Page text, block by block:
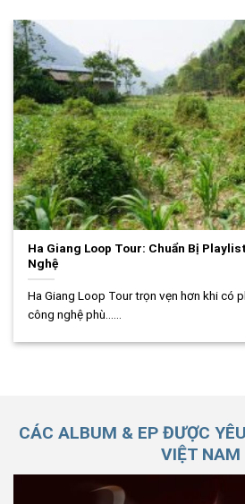
Ha Giang Loop Tour: Chuẩn Bị
Nghệ
Ha Giang Loop Tour trọn vẹn hơn khi có
công nghệ phù......
CÁC ALBUM & EP ĐƯỢC
VIỆT NAM